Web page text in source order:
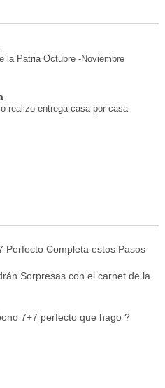
la Patria Octubre -Noviembre
realizo entrega casa por casa
Perfecto Completa estos Pasos
Sorpresas con el carnet de la
7+7 perfecto que hago ?